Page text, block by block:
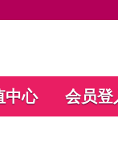
中心 会员登